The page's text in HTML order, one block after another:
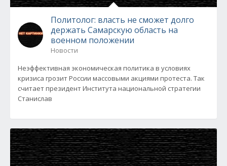
Политолог: власть не сможет долго
держать Самарскую область на
военном положении
Новости
Неэффективная экономическая политика в условиях
кризиса грозит России массовыми акциями протеста. Так
считает президент Института национальной стратегии
Станислав